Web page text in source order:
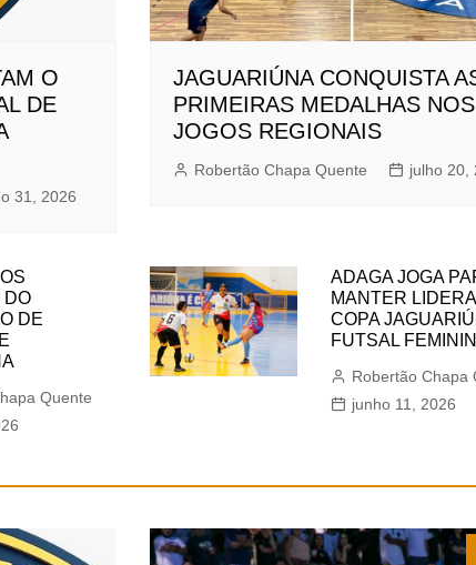
O
DE
31, 2026
JAGUARIÚNA CONQUISTA
PRIMEIRAS MEDALHAS NOS
JOGOS REGIONAIS
Robertão Chapa Quente julho 20,
DO
DE
Quente
ADAGA JOGA
MANTER
COPA
FUTSAL
Robertão Chapa
junho 11, 2026